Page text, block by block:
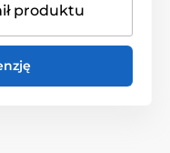
produktu